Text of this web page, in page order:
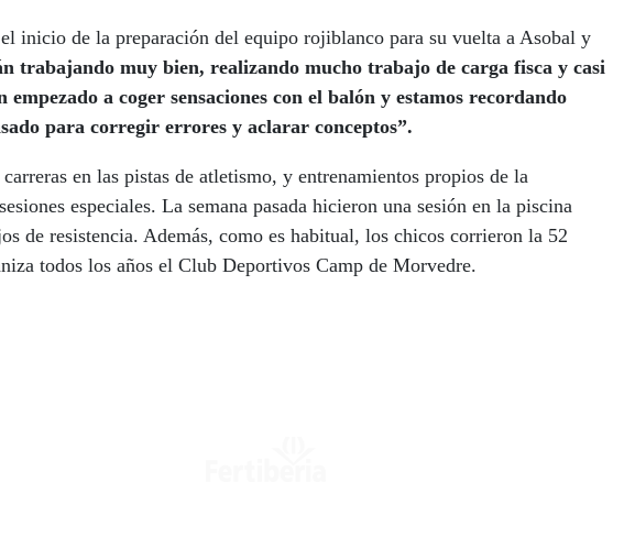
inicio de la preparación del equipo rojiblanco para su vuelta a Asobal y
trabajando muy bien, realizando mucho trabajo de carga fisca y casi
empezado a coger sensaciones con el balón y estamos recordando
para corregir errores y aclarar conceptos”.
en las pistas de atletismo, y entrenamientos propios de la
especiales. La semana pasada hicieron una sesión en la piscina
de resistencia. Además, como es habitual, los chicos corrieron la 52
todos los años el Club Deportivos Camp de Morvedre.